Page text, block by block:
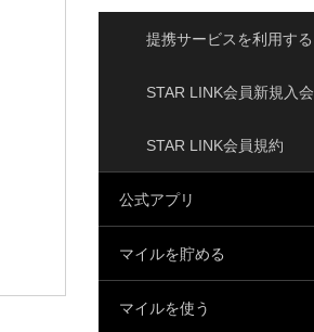
提携サービスを利用する
STAR LINK会員新規入会
STAR LINK会員規約
公式アプリ
マイルを貯める
マイルを使う